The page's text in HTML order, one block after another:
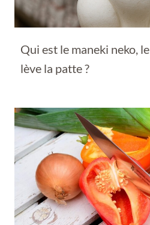
Qui est le maneki neko,
lève la patte ?